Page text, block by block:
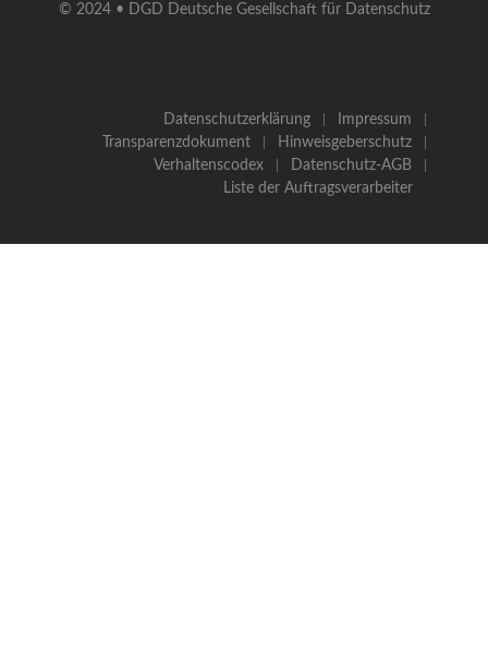
© 2024 • DGD Deutsche Gesellschaft für Datenschutz
Datenschutzerklärung
Impressum
Transparenzdokument
Hinweisgeberschutz
Verhaltenscodex
Datenschutz-AGB
Liste der Auftragsverarbeiter